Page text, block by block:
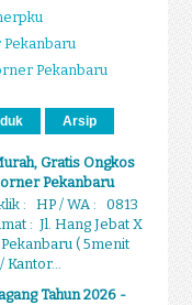
Pekanbaru
Arsip
Gratis Ongkos
Pekanbaru
: HP / WA : 0813
: Jl. Hang Jebat X
( 5menit
Kantor...
Tahun 2026 -